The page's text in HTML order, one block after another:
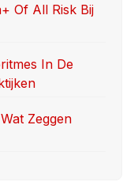
Of All Risk Bij
In De
Zeggen